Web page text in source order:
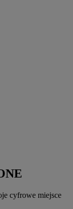
cyfrowe miejsce